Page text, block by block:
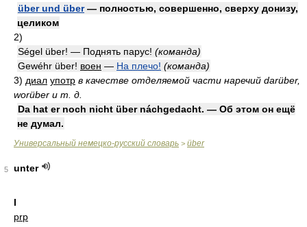
über und über— полностью, совершенно, сверху донизу,
целиком
2)
Ségel über! — Поднять парус! (команда)
Gewéhr über! воен — На плечо! (команда)
3) диал употр в качестве отделяемой части наречий darüber,
worüber и т. д.
Da hat er noch nicht über náchgedacht. — Об этом он ещё
не думал.
Универсальный немецко-русский словарь > über
5 unter
I
prp